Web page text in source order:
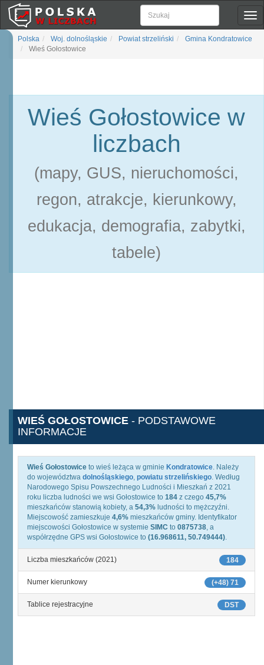
Polska Woj. dolnośląskie Powiat strzeliński
Gmina Kondratowice
Wieś Gołostowice
Wieś Gołostowice w
liczbach
(mapy, GUS, nieruchomości,
regon, atrakcje, kierunkowy,
edukacja, demografia, zabytki,
tabele)
WIEŚ GOŁOSTOWICE - PODSTAWOWE
INFORMACJE
Wieś Gołostowice to wieś leżąca w gminie Kondratowice. Należy
do województwa dolnośląskiego, powiatu strzelińskiego. Według
Narodowego Spisu Powszechnego Ludności i Mieszkań z 2021
roku liczba ludności we wsi Gołostowice to 184 z czego 45,7%
mieszkańców stanowią kobiety, a 54,3% ludności to mężczyźni.
Miejscowość zamieszkuje 4,6% mieszkańców gminy. Identyfikator
miejscowości Gołostowice w systemie SIMC to 0875738, a
współrzędne GPS wsi Gołostowice to (16.968611, 50.749444).
184
Liczba mieszkańców (2021)
(+48) 71
Numer kierunkowy
DST
Tablice rejestracyjne